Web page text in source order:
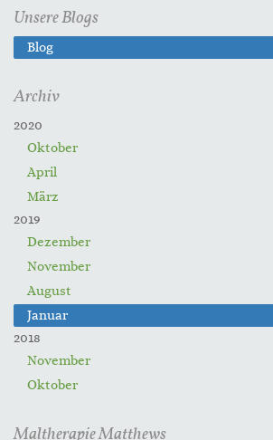
Unsere Blogs
Blog
Archiv
2020
Oktober
April
März
2019
Dezember
November
August
Januar
2018
November
Oktober
Maltherapie Matthews